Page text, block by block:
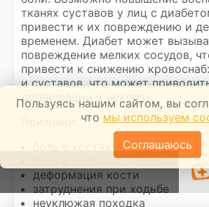
тканях суставов у лиц с
привести к их повреждению и
временем. Диабет может
повреждение мелких сосудов,
привести к снижению
и суставов, что может
дегенерации и некрозу.
боль в суставах - артралгия
деформация кости
затруднения при ходьбе
неуклюжая походка
Пользуясь нашим сайтом, вы
что мы используем
Соглашаюсь